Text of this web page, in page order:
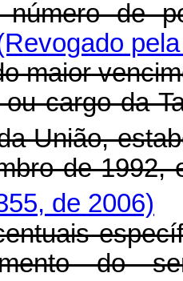
pontos
cargo da
União,
de 1992,
de 2006)
do